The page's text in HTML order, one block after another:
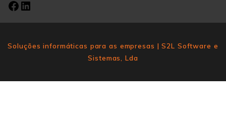
Soluções informáticas para as empresas | S2L Software e
Sistemas, Lda